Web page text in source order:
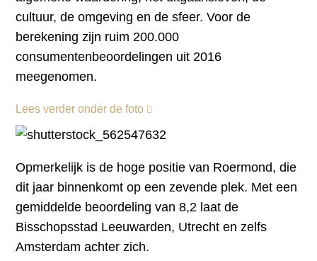
cultuur, de omgeving en de sfeer. Voor de
berekening zijn ruim 200.000
consumentenbeoordelingen uit 2016
meegenomen.
Lees verder onder de foto
Opmerkelijk is de hoge positie van Roermond, die
dit jaar binnenkomt op een zevende plek. Met een
gemiddelde beoordeling van 8,2 laat de
Bisschopsstad Leeuwarden, Utrecht en zelfs
Amsterdam achter zich.